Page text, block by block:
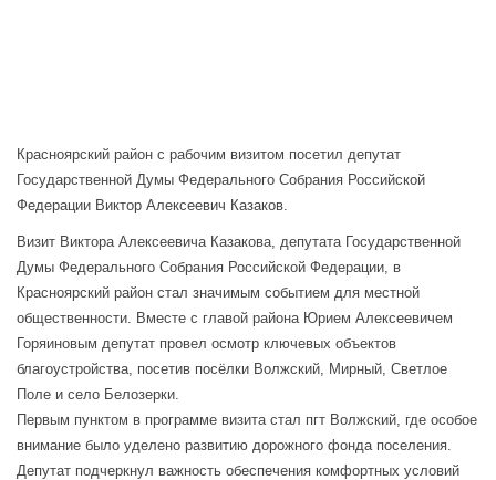
Красноярский район с рабочим визитом посетил депутат
Государственной Думы Федерального Собрания Российской
Федерации Виктор Алексеевич Казаков.
Визит Виктора Алексеевича Казакова, депутата Государственной
Думы Федерального Собрания Российской Федерации, в
Красноярский район стал значимым событием для местной
общественности. Вместе с главой района Юрием Алексеевичем
Горяиновым депутат провел осмотр ключевых объектов
благоустройства, посетив посёлки Волжский, Мирный, Светлое
Поле и село Белозерки.
Первым пунктом в программе визита стал пгт Волжский, где особое
внимание было уделено развитию дорожного фонда поселения.
Депутат подчеркнул важность обеспечения комфортных условий